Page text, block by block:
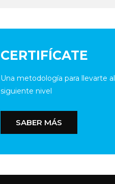
CERTIFÍCATE
Una metodología para llevarte al
siguiente nivel
SABER MÁS